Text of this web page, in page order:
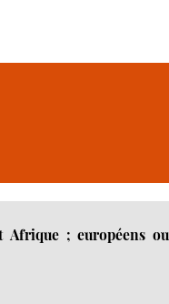
Afrique ; européens